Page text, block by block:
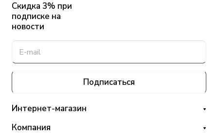
Скидка 3% при
подписке на
новости
Подписаться
Интернет-магазин
Компания